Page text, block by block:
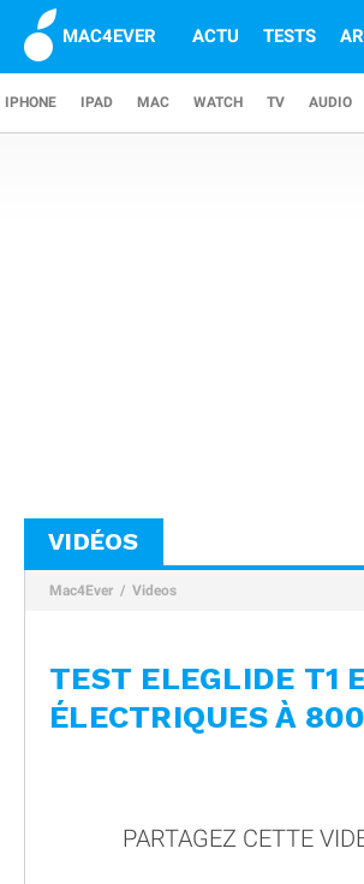
MAC4EVER ACTU TESTS
IPHONE IPAD MAC WATCH TV AUDIO
VIDÉOS
Mac4Ever Videos
TEST ELEGLIDE T1
ÉLECTRIQUES À
PARTAGEZ CETTE